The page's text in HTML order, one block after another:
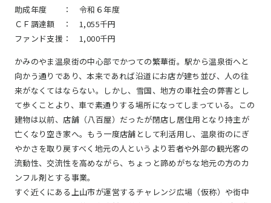
助成年度 ：令和６年度
ＣＦ調達額 ：1,055千円
ファンド支援：1,000千円
かみのやま温泉街の中心部でかつての繁華街。駅から温泉街へと
向かう通りであり、本来であれば沿道にお店が建ち並び、人の往
来がなくてはならない。しかし、雪国、地方の車社会の弊害とし
て歩くことより、車で素通りする場所になってしまっている。この
建物は以前、店舗（八百屋）だったが閉店し居住用となり持主が
亡くなり空き家へ。もう一度店舗として利活用し、温泉街のにぎ
やかさを取り戻すべく地元の人というより若者や外部の観光客の
流動性、交流性を高めながら、ちょっと諦めがちな地元の方のカ
ンフル剤とする事業。
すぐ近くにある上山市が運営するチャレンジ広場（仮称）や街中